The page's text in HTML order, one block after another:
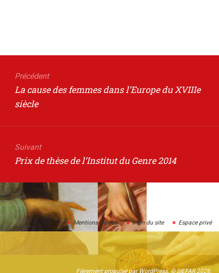
de
l’article
Précédent
Article
précédent
La cause des femmes dans l’Europe du XVIIIe
siècle
Suivant
Article
:
Prix de thèse de l’Institut du Genre 2014
Mentions légales Plan du site Espace privé
Fièrement propulsé par WordPress. © SIEFAR 2026.